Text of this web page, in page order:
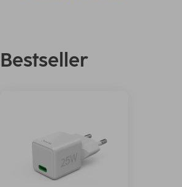
Bestseller